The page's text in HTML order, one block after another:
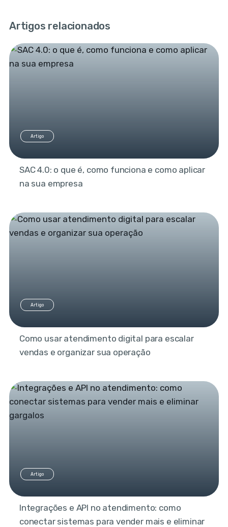
Artigos relacionados
Artigo
SAC 4.0: o que é, como funciona e como aplicar
na sua empresa
Artigo
Como usar atendimento digital para escalar
vendas e organizar sua operação
Artigo
Integrações e API no atendimento: como
conectar sistemas para vender mais e eliminar